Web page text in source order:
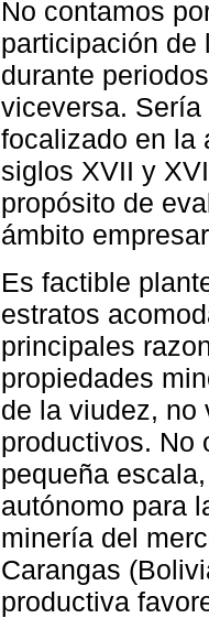
No contamos
participación de
durante
viceversa.
focalizado en la
siglos XVII y
propósito de
ámbito
Es factible
estratos
principales
propiedades
de la viudez, no
productivos. No
pequeña
autónomo para
minería del
Carangas
productiva